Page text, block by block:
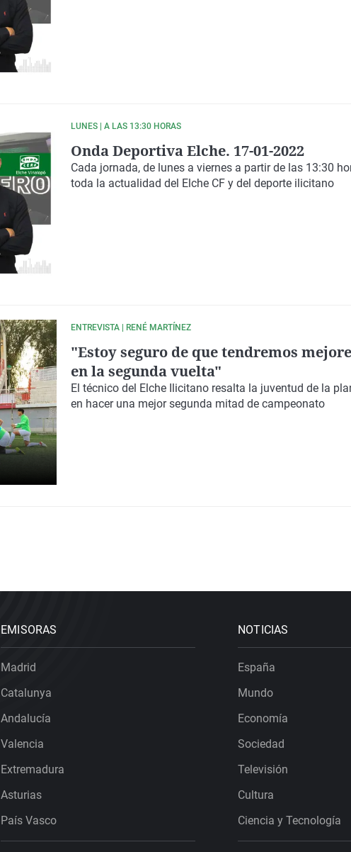
LUNES | A LAS 13:30 HORAS
Onda Deportiva Elche. 17-01-2022
Cada jornada, de lunes a viernes a partir de las 13:30
toda la actualidad del Elche CF y del deporte ilicitano
ENTREVISTA | RENÉ MARTÍNEZ
"Estoy seguro de que tendremos
en la segunda vuelta"
El técnico del Elche Ilicitano resalta la juventud de la
en hacer una mejor segunda mitad de campeonato
EMISORAS
Madrid
Catalunya
Andalucía
Valencia
Extremadura
Asturias
País Vasco
NOTICIAS
España
Mundo
Economía
Sociedad
Televisión
Cultura
Ciencia y Tecnología